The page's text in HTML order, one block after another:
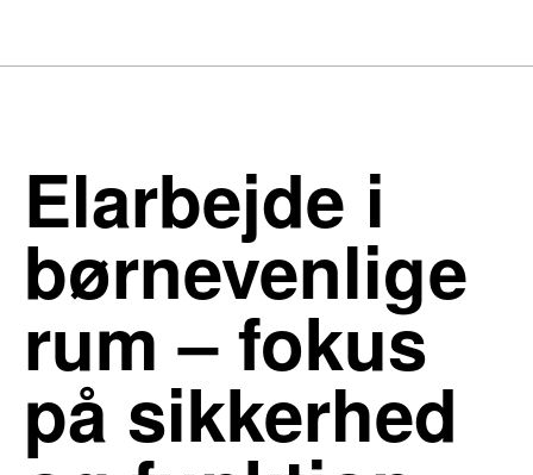
Elarbejde i
børnevenlige
rum – fokus
på sikkerhed